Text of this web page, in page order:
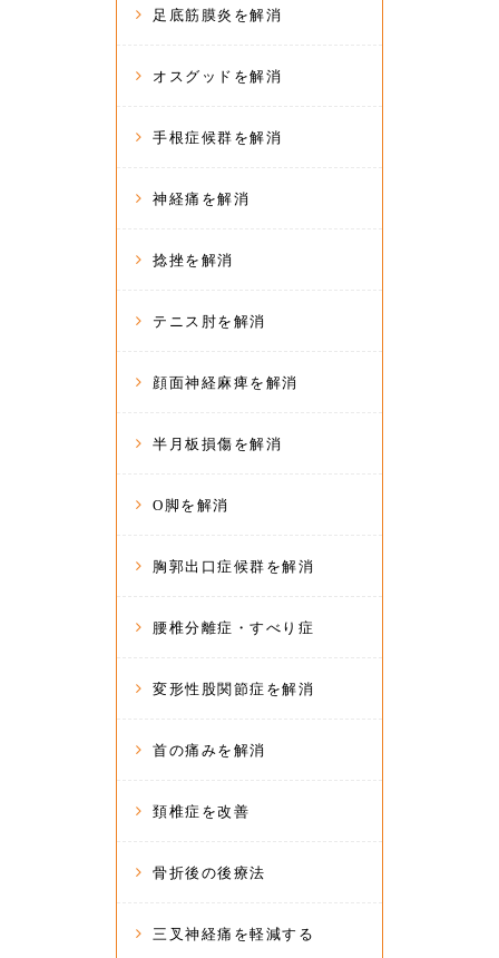
足底筋膜炎を解消
オスグッドを解消
手根症候群を解消
神経痛を解消
捻挫を解消
テニス肘を解消
顔面神経麻痺を解消
半月板損傷を解消
O脚を解消
胸郭出口症候群を解消
腰椎分離症・すべり症
変形性股関節症を解消
首の痛みを解消
頚椎症を改善
骨折後の後療法
三叉神経痛を軽減する